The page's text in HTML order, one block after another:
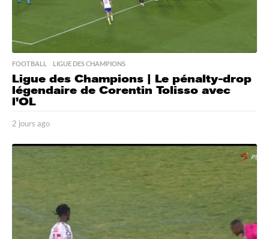
FOOTBALL ,LIGUE DES CHAMPIONS
Ligue des Champions | Le pénalty-drop
légendaire de Corentin Tolisso avec
l’OL
2 jours ago
o
o